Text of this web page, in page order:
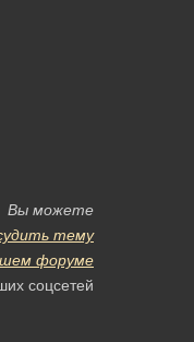
Вы можете
тему
форуме
соцсетей